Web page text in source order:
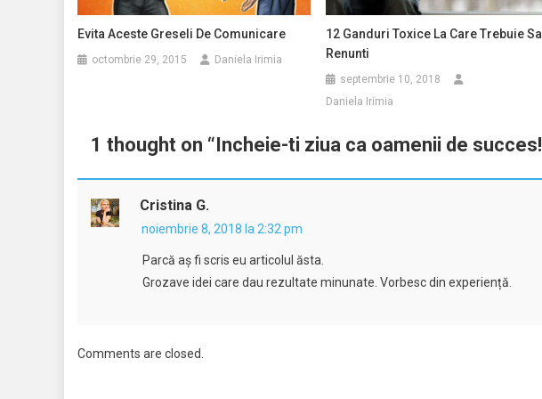
Evita Aceste Greseli De Comunicare
octombrie 29, 2015 Daniela Irimia
12 Ganduri Toxice La Care Trebuie Sa
Renunti
septembrie 10, 2018
Daniela Irimia
1 thought on “Incheie-ti ziua ca oamenii de succes!
Cristina G.
noiembrie 8, 2018 la 2:32 pm
Parcă aș fi scris eu articolul ăsta.
Grozave idei care dau rezultate minunate. Vorbesc din experiență.
Comments are closed.